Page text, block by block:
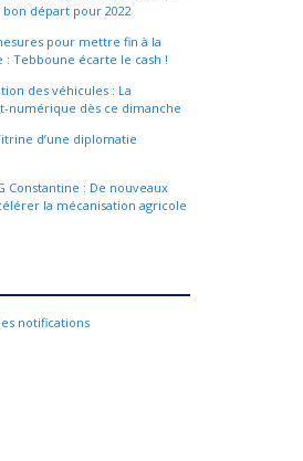
départ pour 2022
pour mettre fin à la
Tebboune écarte le cash !
des véhicules : La
numérique dès ce dimanche
d’une diplomatie
Constantine : De nouveaux
la mécanisation agricole
notifications